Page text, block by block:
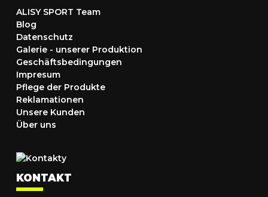
ALISY SPORT Team
Blog
Datenschutz
Galerie - unserer Produktion
Geschäftsbedingungen
Impresum
Pflege der Produkte
Reklamationen
Unsere Kunden
Über uns
KONTAKT